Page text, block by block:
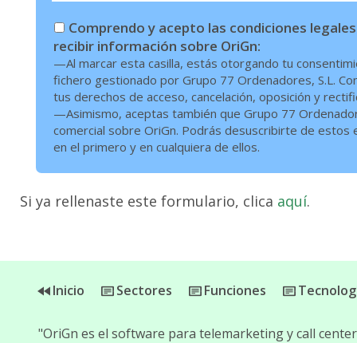
Comprendo y acepto las condiciones
recibir información sobre OriGn:
—Al marcar esta casilla, estás otorgando tu
fichero gestionado por Grupo 77 Ordenadores, S.L.
tus derechos de acceso, cancelación, oposición y
—Asimismo, aceptas también que Grupo 77
comercial sobre OriGn. Podrás desuscribirte de estos
en el primero y en cualquiera de ellos.
Si ya rellenaste este formulario, clica aquí.
Inicio Sectores Funciones
"OriGn es el software para telemarketing y call